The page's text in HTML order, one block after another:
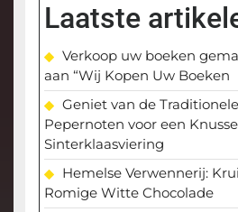
Laatste
Verkoop uw boeken
aan “Wij Kopen Uw Boeken
Geniet van de
Pepernoten voor een Knusse
Sinterklaasviering
Hemelse Verwennerij:
Romige Witte Chocolade